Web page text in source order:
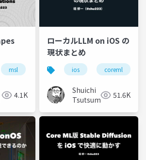
msl shaders swift
4.1K
ローカルLLM on iOS の
現状まとめ
ios coreml
Shuichi
Tsutsumi
51.6K